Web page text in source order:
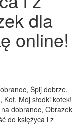
dla
online!
Śpij dobrze,
Kot, Mój słodki kotek!
dobranoc, Obrazek
do księżyca i z